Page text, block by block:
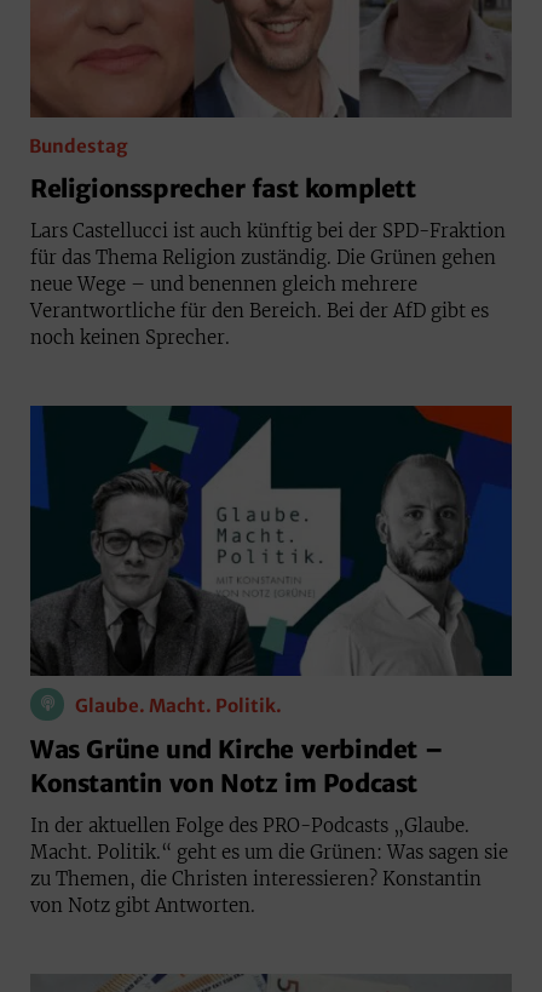
Bundestag
Religionssprecher fast komplett
Lars Castellucci ist auch künftig bei der SPD-Fraktion
für das Thema Religion zuständig. Die Grünen gehen
neue Wege – und benennen gleich mehrere
Verantwortliche für den Bereich. Bei der AfD gibt es
noch keinen Sprecher.
Glaube. Macht. Politik.
Was Grüne und Kirche verbindet –
Konstantin von Notz im Podcast
In der aktuellen Folge des PRO-Podcasts „Glaube.
Macht. Politik.“ geht es um die Grünen: Was sagen sie
zu Themen, die Christen interessieren? Konstantin
von Notz gibt Antworten.